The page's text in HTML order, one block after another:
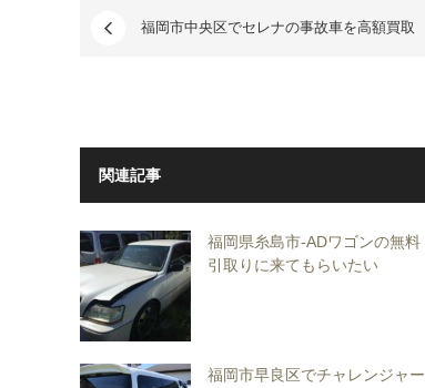
福岡市中央区でセレナの事故車を高額買取
関連記事
福岡県糸島市-ADワゴンの無料
引取りに来てもらいたい
福岡市早良区でチャレンジャー